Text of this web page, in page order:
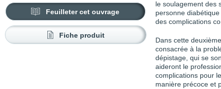
Feuilleter cet ouvrage
Fiche produit
le soulagement des
personne
des complications
Dans cette
consacrée à la
dépistage, qui se
aideront le
complications pour
manière précoce et